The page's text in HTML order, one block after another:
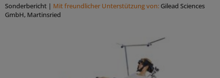
Sonderbericht | Mit freundlicher Unterstützung von: Gilead Sciences
GmbH, Martinsried